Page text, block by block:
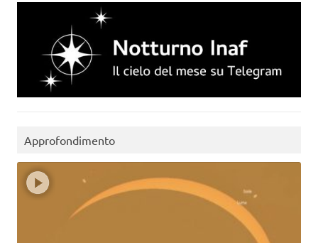
Approfondimento